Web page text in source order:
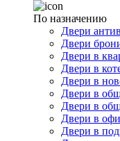
По назначению
Двери
Двери
Двери в
Двери в
Двери в
Двери в
Двери в
Двери в
Двери в